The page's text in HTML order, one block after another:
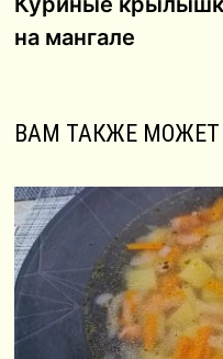
по
на мангале
ВАМ ТАКЖЕ